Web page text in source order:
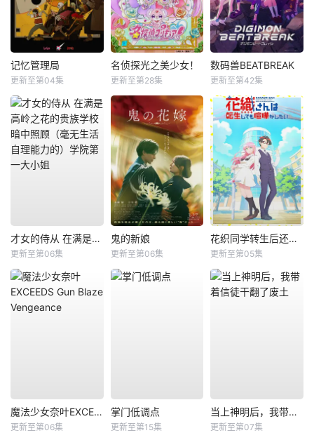
记忆管理局
更新至第04集
名侦探光之美少女！
更新至第28集
数码兽BEATBREAK
更新至第42集
才女的侍从 在满是高岭之花的贵族学校暗中照顾（毫无生活自理能力的）学院第一大小姐
更新至第06集
鬼的新娘
更新至第06集
花织同学转生后还是想干架
更新至第05集
魔法少女奈叶EXCEEDS Gun Blaze Vengeance
更新至第06集
掌门低调点
更新至第15集
当上神明后，我带着信徒干翻了废土
更新至第07集